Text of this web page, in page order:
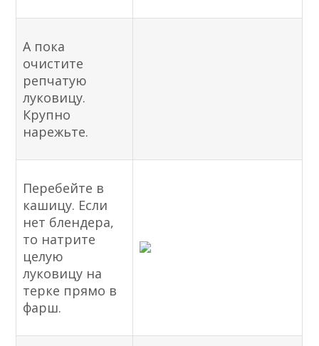
А пока
очистите
репчатую
луковицу.
Крупно
нарежьте.
Перебейте в
кашицу. Если
нет блендера,
то натрите
целую
луковицу на
терке прямо в
фарш.